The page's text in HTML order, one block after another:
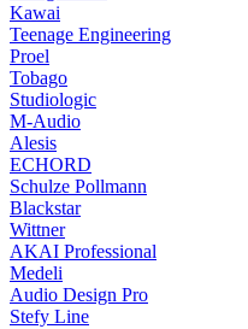
Kawai
Teenage Engineering
Proel
Tobago
Studiologic
M-Audio
Alesis
ECHORD
Schulze Pollmann
Blackstar
Wittner
AKAI Professional
Medeli
Audio Design Pro
Stefy Line